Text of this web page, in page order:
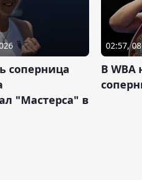
соперница
"Мастерса" в
02:57,
В